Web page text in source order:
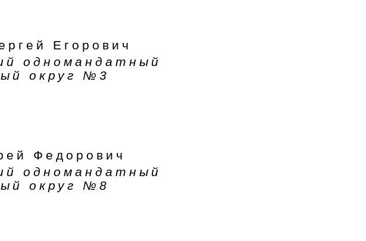
Егорович
одномандатный
округ №3
Федорович
одномандатный
округ №8